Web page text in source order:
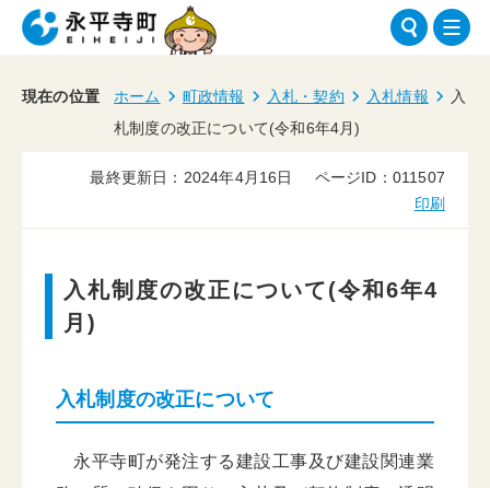
現在の位置 ホーム 町政情報 入札・契約 入札情報
入
札制度の改正について(令和6年4月)
最終更新日：2024年4月16日
ページID：011507
印刷
入札制度の改正について(令和6年4
月)
入札制度の改正について
永平寺町が発注する建設工事及び建設関連業